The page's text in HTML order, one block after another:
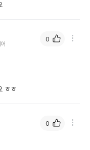
ㅎㅎ
0
0